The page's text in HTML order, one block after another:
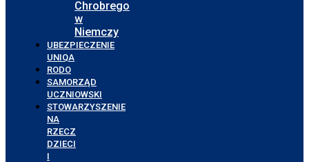
Chrobrego
w
Niemczy
UBEZPIECZENIE
UNIQA
RODO
SAMORZĄD
UCZNIOWSKI
STOWARZYSZENIE
NA
RZECZ
DZIECI
I